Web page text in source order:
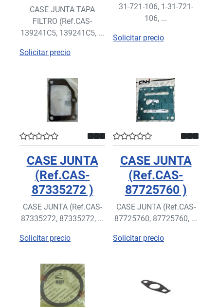
CASE JUNTA TAPA
FILTRO (Ref.CAS-
139241C5, 139241C5, ...
Solicitar precio
31-721-106, 1-31-721-
106, ...
Solicitar precio
CASE JUNTA
(Ref.CAS-
87335272 )
CASE JUNTA (Ref.CAS-
87335272, 87335272, ...
Solicitar precio
CASE JUNTA
(Ref.CAS-
87725760 )
CASE JUNTA (Ref.CAS-
87725760, 87725760, ...
Solicitar precio